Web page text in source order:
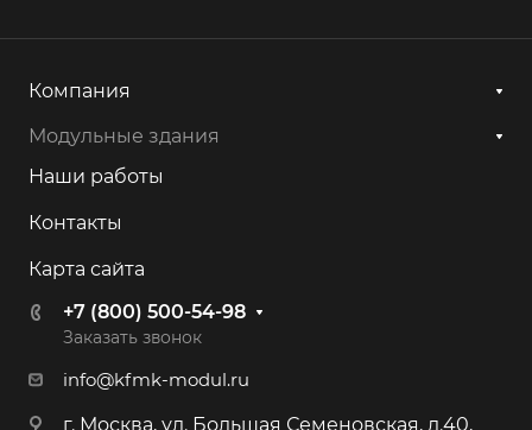
Компания
Модульные здания
Наши работы
Контакты
Карта сайта
+7 (800) 500-54-98
Заказать звонок
info@kfmk-modul.ru
г. Москва, ул. Большая Семеновская, д.40,